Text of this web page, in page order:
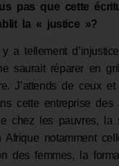
pas que cette
la « justice »?
a tellement
saurait réparer en
J’attends de ceux
cette entreprise des
chez les pauvres, la
Afrique notamment
des femmes, la